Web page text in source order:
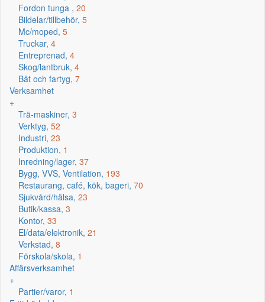
Fordon tunga , 20
Bildelar/tillbehör, 5
Mc/moped, 5
Truckar, 4
Entreprenad, 4
Skog/lantbruk, 4
Båt och fartyg, 7
Verksamhet
+
Trä-maskiner, 3
Verktyg, 52
Industri, 23
Produktion, 1
Inredning/lager, 37
Bygg, VVS, Ventilation, 193
Restaurang, café, kök, bageri, 70
Sjukvård/hälsa, 23
Butik/kassa, 3
Kontor, 33
El/data/elektronik, 21
Verkstad, 8
Förskola/skola, 1
Affärsverksamhet
+
Partier/varor, 1